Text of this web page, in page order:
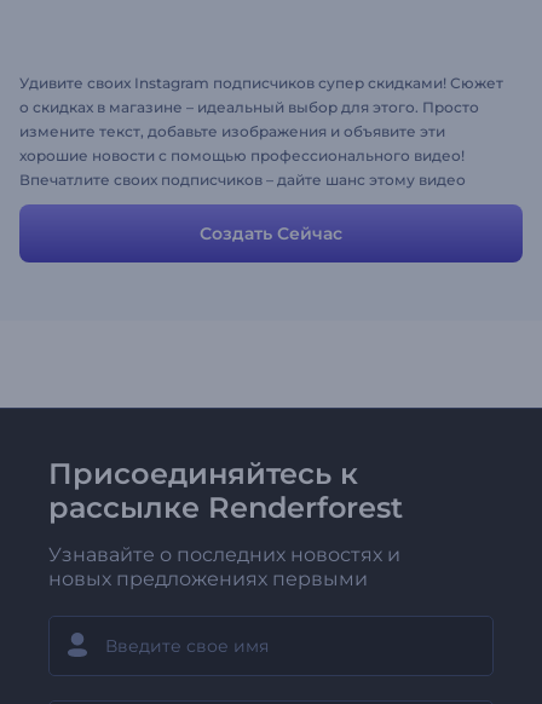
Удивите своих Instagram подписчиков супер скидками! Сюжет
о скидках в магазине – идеальный выбор для этого. Просто
измените текст, добавьте изображения и объявите эти
хорошие новости с помощью профессионального видео!
Впечатлите своих подписчиков – дайте шанс этому видео
сюжету!
Создать Сейчас
Присоединяйтесь к
рассылке Renderforest
Узнавайте о последних новостях и
новых предложениях первыми